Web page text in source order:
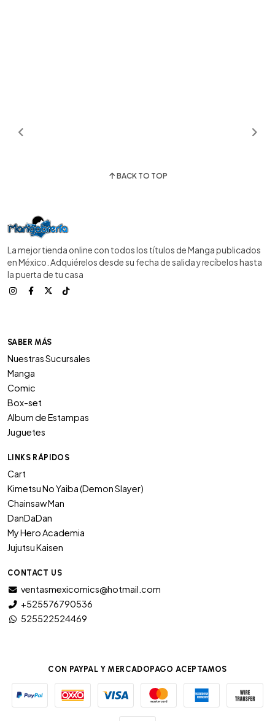
BACK TO TOP
La mejor tienda online con todos los títulos de Manga publicados
en México. Adquiérelos desde su fecha de salida y recíbelos hasta
la puerta de tu casa
SABER MÁS
Nuestras Sucursales
Manga
Comic
Box-set
Album de Estampas
Juguetes
LINKS RÁPIDOS
Cart
Kimetsu No Yaiba (Demon Slayer)
Chainsaw Man
DanDaDan
My Hero Academia
Jujutsu Kaisen
CONTACT US
ventasmexicomics@hotmail.com
+525576790536
525522524469
CON PAYPAL Y MERCADOPAGO ACEPTAMOS